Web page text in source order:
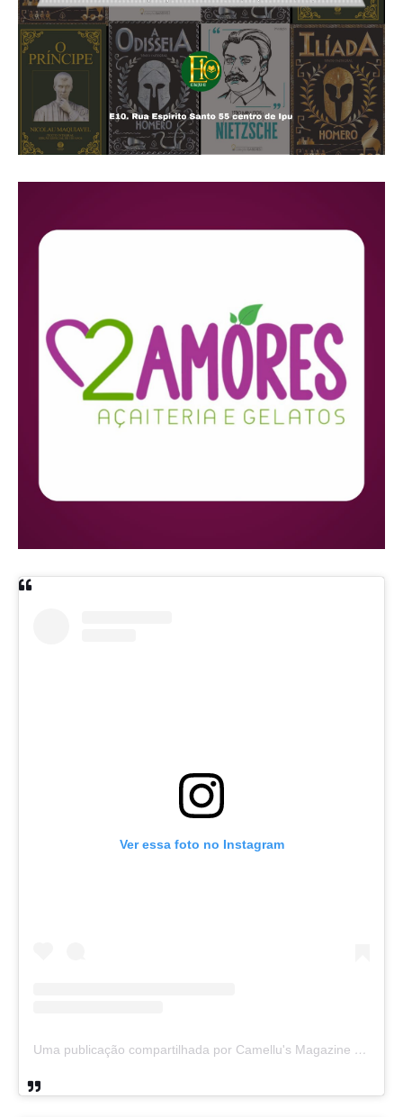
Ver essa foto no Instagram
Uma publicação compartilhada por Camellu's Magazine I e II (@camellus_magazine)